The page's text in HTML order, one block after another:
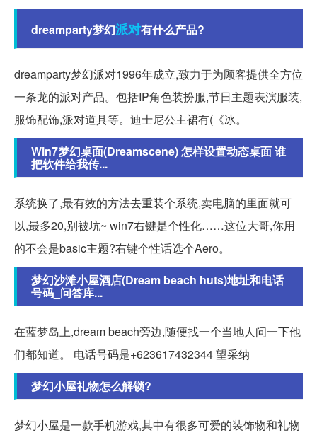
dreamparty梦幻派对有什么产品?
dreamparty梦幻派对1996年成立,致力于为顾客提供全方位
一条龙的派对产品。包括IP角色装扮服,节日主题表演服装,
服饰配饰,派对道具等。迪士尼公主裙有(《冰。
Win7梦幻桌面(Dreamscene) 怎样设置动态桌面 谁
把软件给我传...
系统换了,最有效的方法去重装个系统,卖电脑的里面就可
以,最多20,别被坑~ win7右键是个性化……这位大哥,你用
的不会是basic主题?右键个性话选个Aero。
梦幻沙滩小屋酒店(Dream beach huts)地址和电话
号码_问答库...
在蓝梦岛上,dream beach旁边,随便找一个当地人问一下他
们都知道。 电话号码是+623617432344 望采纳
梦幻小屋礼物怎么解锁?
梦幻小屋是一款手机游戏,其中有很多可爱的装饰物和礼物